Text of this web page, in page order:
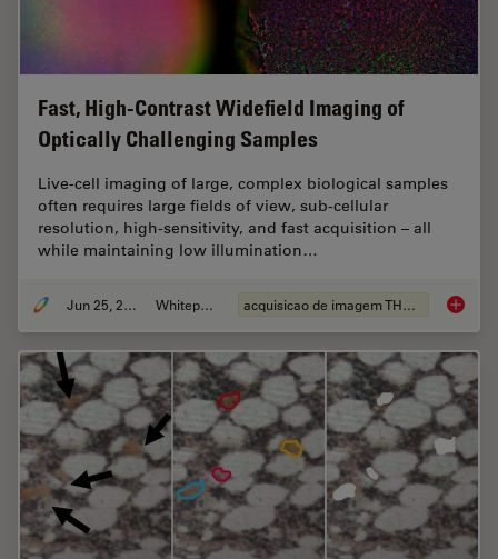
Fast, High-Contrast Widefield Imaging of
Optically Challenging Samples
Live‑cell imaging of large, complex biological samples
often requires large fields of view, sub-cellular
resolution, high-sensitivity, and fast acquisition – all
while maintaining low illumination…
Jun 25, 2026 Whitepaper acquisicao de imagem THUNDER Fast,